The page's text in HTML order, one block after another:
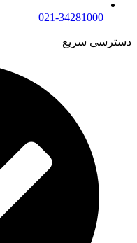
021-34281000
دسترسی سریع